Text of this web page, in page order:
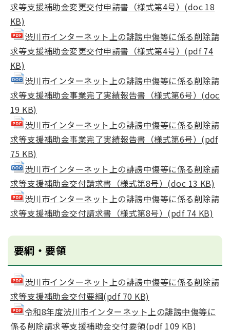
求等支援補助金変更交付申請書（様式第4号）(doc 18
KB)
渋川市インターネット上の誹謗中傷等に係る削除請
求等支援補助金変更交付申請書（様式第4号）(pdf 74
KB)
渋川市インターネット上の誹謗中傷等に係る削除請
求等支援補助金事業完了実績報告書（様式第6号）(doc
19 KB)
渋川市インターネット上の誹謗中傷等に係る削除請
求等支援補助金事業完了実績報告書（様式第6号）(pdf
75 KB)
渋川市インターネット上の誹謗中傷等に係る削除請
求等支援補助金交付請求書（様式第8号）(doc 13 KB)
渋川市インターネット上の誹謗中傷等に係る削除請
求等支援補助金交付請求書（様式第8号）(pdf 74 KB)
要綱・要領
渋川市インターネット上の誹謗中傷等に係る削除請
求等支援補助金交付要綱(pdf 70 KB)
令和8年度渋川市インターネット上の誹謗中傷等に
係る削除請求等支援補助金交付要領(pdf 109 KB)